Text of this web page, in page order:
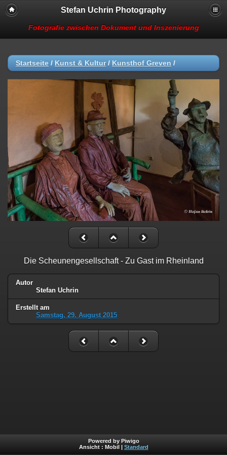
Stefan Uchrin Photography
Fotografie zwischen Dokument und Inszenierung
Startseite / Kunst & Kultur/ Kunsthof Greven /
Die Scheunengesellschaft - Zu Gast im Rheinland
Autor
Stefan Uchrin
Erstellt am
Samstag, 29. August 2015
Powered by Piwigo
Ansicht : Mobil Standard